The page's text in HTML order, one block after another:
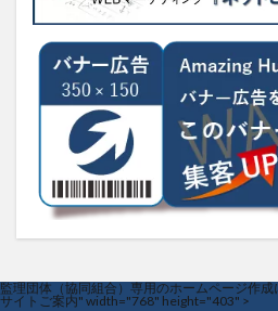
監理団体（協同組合）専用のホームページ作
サイトご案内" width="768" height="403" >